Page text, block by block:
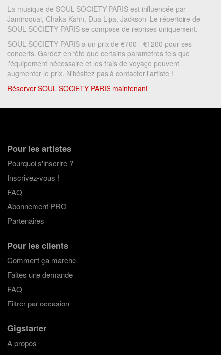
La musique de SOUL SOCIETY PARIS est influencée par
Jamiroquai, Chaka Kahn, Dua Lipa, Jackson. Le répertoire de
SOUL SOCIETY PARIS se compose de reprises uniquement.
SOUL SOCIETY PARIS a un prix de €700 - €1200 pour ses
concerts. Gardez en tète que certains paramètres tels que
l'équipement nécessaire et les frais de voyage peuvent
augmenter le prix. N'hésitez pas à contacter l'artiste !
Réserver SOUL SOCIETY PARIS maintenant
Pour les artistes
Pourquoi s'inscrire ?
Inscrivez-vous !
FAQ
Abonnement PRO
Partenaires
Pour les clients
Comment ça marche
Faites une demande
FAQ
Filtrer par occasion
Gigstarter
A propos